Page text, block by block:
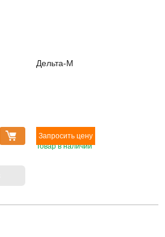
Дельта-М
Товар в наличии